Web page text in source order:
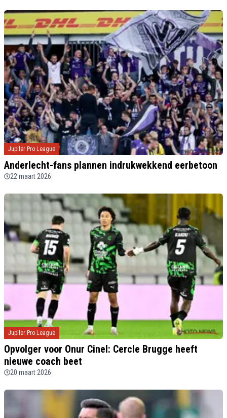
Jupiler Pro League
Anderlecht-fans plannen indrukwekkend eerbetoon
22 maart 2026
Jupiler Pro League
Opvolger voor Onur Cinel: Cercle Brugge heeft
nieuwe coach beet
20 maart 2026